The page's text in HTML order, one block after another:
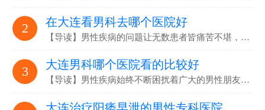
2 在大连看男科去哪个医院好
【导读】男性疾病的问题让无数患者皆痛苦不堪，要选…
3 大连男科哪个医院看的比较好
【导读】男性疾病始终不断困扰着广大的男性朋友们，解决男性疾病…